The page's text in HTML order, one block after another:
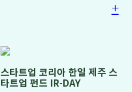
+
스타트업 코리아 한일 제주 스
타트업 펀드 IR-DAY